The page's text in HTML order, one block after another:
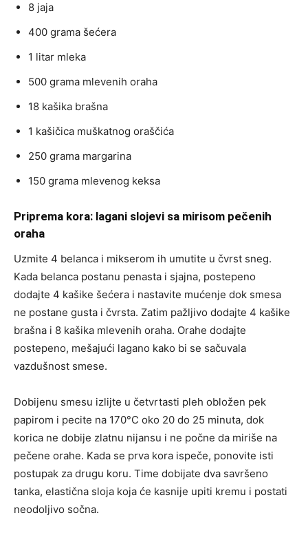
8 jaja
400 grama šećera
1 litar mleka
500 grama mlevenih oraha
18 kašika brašna
1 kašičica muškatnog oraščića
250 grama margarina
150 grama mlevenog keksa
Priprema kora: lagani slojevi sa mirisom pečenih
oraha
Uzmite 4 belanca i mikserom ih umutite u čvrst sneg.
Kada belanca postanu penasta i sjajna, postepeno
dodajte 4 kašike šećera i nastavite mućenje dok smesa
ne postane gusta i čvrsta. Zatim pažljivo dodajte 4 kašike
brašna i 8 kašika mlevenih oraha. Orahe dodajte
postepeno, mešajući lagano kako bi se sačuvala
vazdušnost smese.
Dobijenu smesu izlijte u četvrtasti pleh obložen pek
papirom i pecite na 170°C oko 20 do 25 minuta, dok
korica ne dobije zlatnu nijansu i ne počne da miriše na
pečene orahe. Kada se prva kora ispeče, ponovite isti
postupak za drugu koru. Time dobijate dva savršeno
tanka, elastična sloja koja će kasnije upiti kremu i postati
neodoljivo sočna.